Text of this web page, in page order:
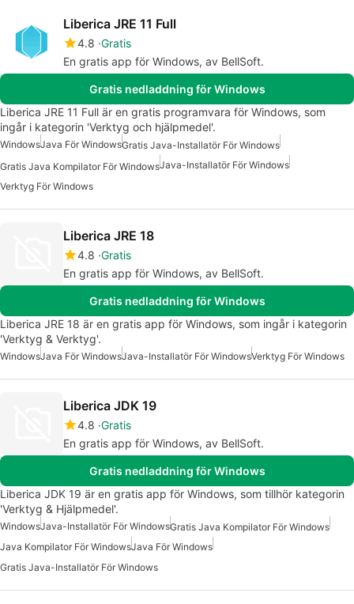
Liberica JRE 11 Full
4.8 Gratis
En gratis app för Windows, av BellSoft.
Gratis nedladdning för Windows
Liberica JRE 11 Full är en gratis programvara för Windows, som
ingår i kategorin 'Verktyg och hjälpmedel'.
WindowsJava För WindowsGratis Java-Installatör För Windows
Gratis Java Kompilator För WindowsJava-Installatör För Windows
Verktyg För Windows
Liberica JRE 18
4.8 Gratis
En gratis app för Windows, av BellSoft.
Gratis nedladdning för Windows
Liberica JRE 18 är en gratis app för Windows, som ingår i kategorin
'Verktyg & Verktyg'.
WindowsJava För WindowsJava-Installatör För WindowsVerktyg För Windows
Liberica JDK 19
4.8 Gratis
En gratis app för Windows, av BellSoft.
Gratis nedladdning för Windows
Liberica JDK 19 är en gratis app för Windows, som tillhör kategorin
'Verktyg & Hjälpmedel'.
WindowsJava-Installatör För WindowsGratis Java Kompilator För Windows
Java Kompilator För WindowsJava För Windows
Gratis Java-Installatör För Windows